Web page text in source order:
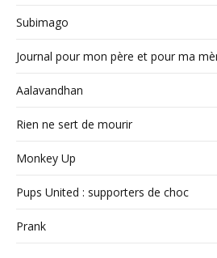
Subimago
Journal pour mon père et pour ma
Aalavandhan
Rien ne sert de mourir
Monkey Up
Pups United : supporters de choc
Prank